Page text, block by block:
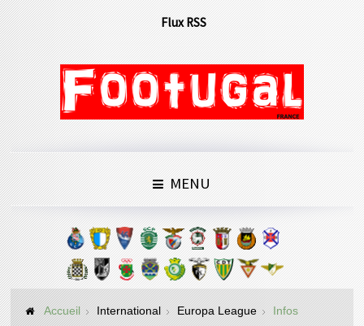
Flux RSS
MENU
Accueil International Europa League Infos